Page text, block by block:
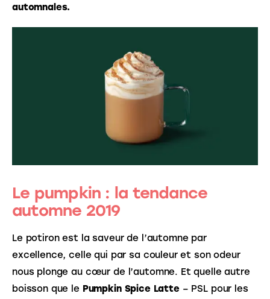
automnales.
Le pumpkin : la tendance
automne 2019
Le potiron est la saveur de l’automne par
excellence, celle qui par sa couleur et son odeur
nous plonge au cœur de l’automne. Et quelle autre
boisson que le Pumpkin Spice Latte– PSL pour les